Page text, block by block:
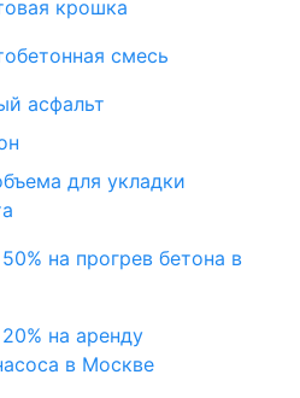
крошка
смесь
асфальт
для укладки
на прогрев бетона в
на аренду
в Москве